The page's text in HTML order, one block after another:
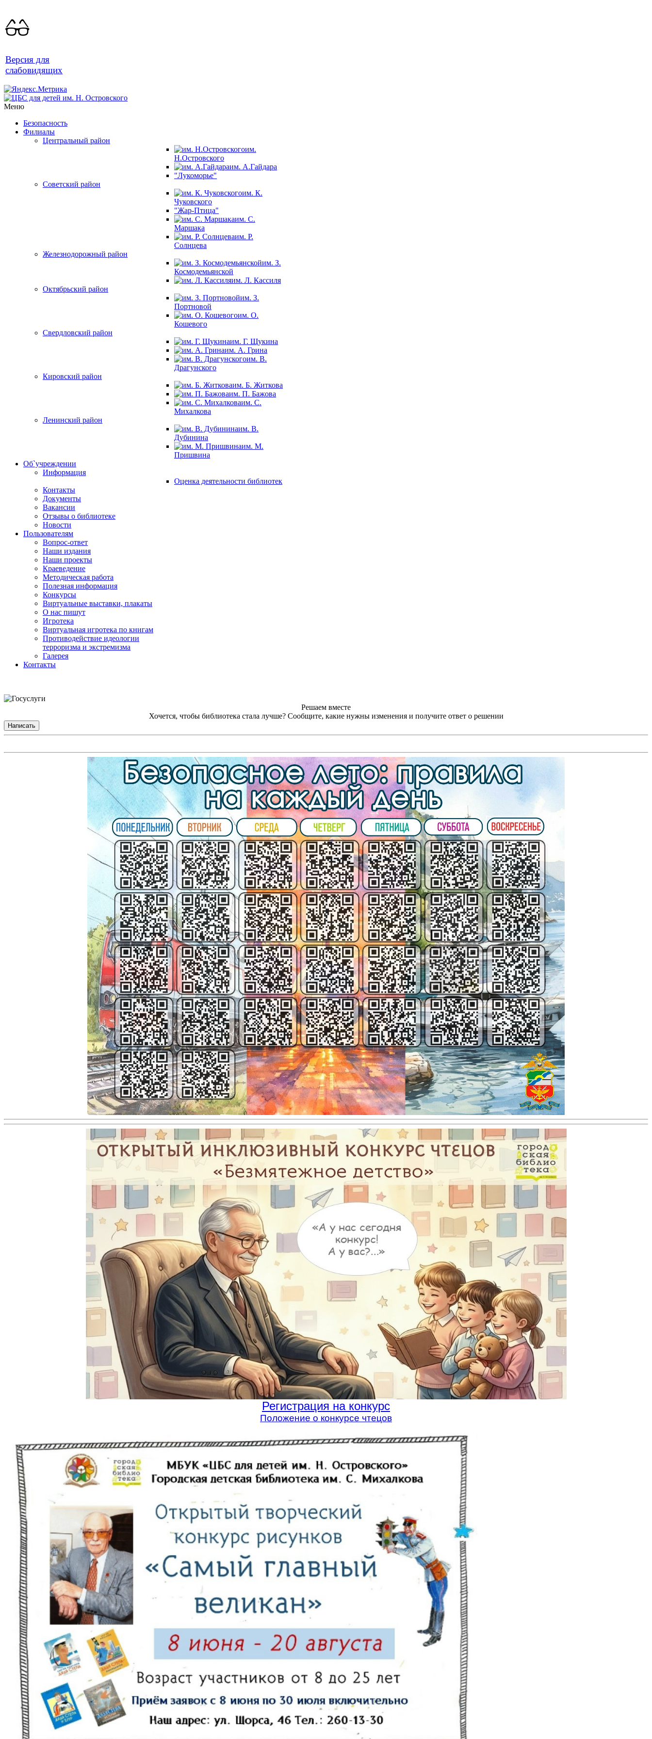
Версия для
слабовидящих
Меню
Безопасность
Филиалы
Центральный район
им.
Н.Островского
им. А.Гайдара
"Лукоморье"
Советский район
им. К.
Чуковского
"Жар-Птица"
им. С.
Маршака
им. Р.
Солнцева
Железнодорожный район
им. З.
Космодемьянской
им. Л. Кассиля
Октябрьский район
им. З.
Портновой
им. О.
Кошевого
Свердловский район
им. Г. Щукина
им. А. Грина
им. В.
Драгунского
Кировский район
им. Б. Житкова
им. П. Бажова
им. С.
Михалкова
Ленинский район
им. В.
Дубинина
им. М.
Пришвина
Об`учреждении
Информация
Оценка деятельности библиотек
Контакты
Документы
Вакансии
Отзывы о библиотеке
Новости
Пользователям
Вопрос-ответ
Наши издания
Наши проекты
Краеведение
Методическая работа
Полезная информация
Конкурсы
Виртуальные выставки, плакаты
О нас пишут
Игротека
Виртуальная игротека по книгам
Противодействие идеологии
терроризма и экстремизма
Галерея
Контакты
Решаем вместе
Хочется, чтобы библиотека стала лучше? Сообщите, какие нужны изменения и получите ответ о решении
Написать
Регистрация на конкурс
Положение о конкурсе чтецов